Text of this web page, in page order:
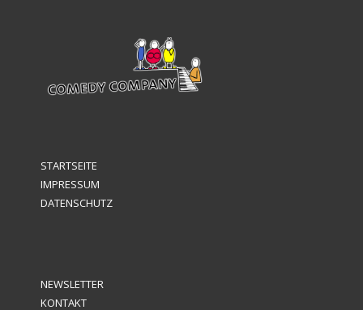
STARTSEITE
IMPRESSUM
DATENSCHUTZ
NEWSLETTER
KONTAKT